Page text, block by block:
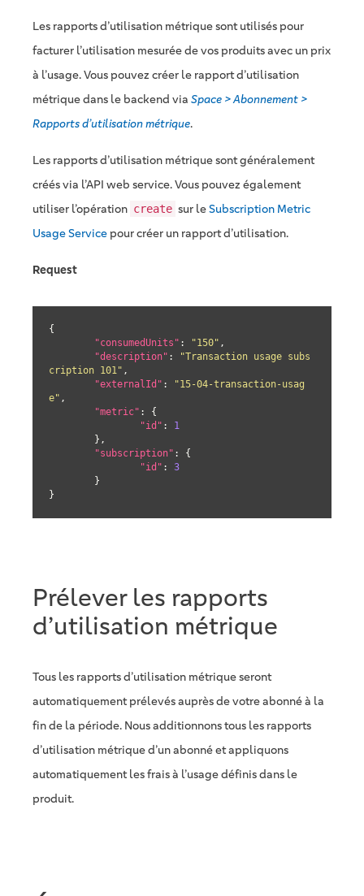
Les rapports d’utilisation métrique sont utilisés pour
facturer l’utilisation mesurée de vos produits avec un prix
à l’usage. Vous pouvez créer le rapport d’utilisation
métrique dans le backend via Space > Abonnement >
Rapports d’utilisation métrique.
Les rapports d’utilisation métrique sont généralement
créés via l’API web service. Vous pouvez également
utiliser l’opération create sur leSubscription Metric
Usage Service pour créer un rapport d’utilisation.
Request
{
"consumedUnits" : "150" ,
"description" :
"Transaction usage subs
cription 101" ,
"externalId" :
"15-04-transaction-usag
e" ,
"metric" : {
"id" : 1
"subscription" : {
"id" : 3
}
Prélever les rapports
d’utilisation métrique
Tous les rapports d’utilisation métrique seront
automatiquement prélevés auprès de votre abonné à la
fin de la période. Nous additionnons tous les rapports
d’utilisation métrique d’un abonné et appliquons
automatiquement les frais à l’usage définis dans le
produit.